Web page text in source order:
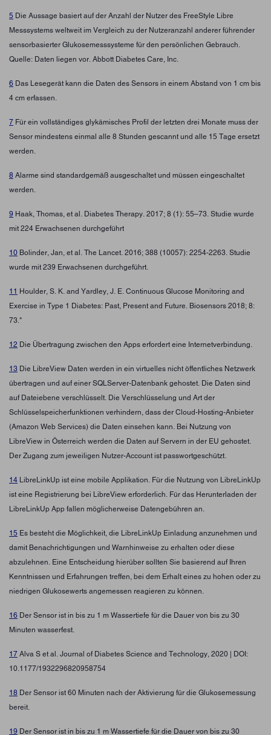
5 Die Aussage basiert auf der Anzahl der Nutzer des FreeStyle Libre
Messsystems weltweit im Vergleich zu der Nutzeranzahl anderer führender
sensorbasierter Glukosemesssysteme für den persönlichen Gebrauch.
Quelle: Daten liegen vor. Abbott Diabetes Care, Inc.
6 Das Lesegerät kann die Daten des Sensors in einem Abstand von 1 cm bis
4 cm erfassen.
7 Für ein vollständiges glykämisches Profil der letzten drei Monate muss der
Sensor mindestens einmal alle 8 Stunden gescannt und alle 15 Tage ersetzt
werden.
8 Alarme sind standardgemäß ausgeschaltet und müssen eingeschaltet
werden.
9 Haak, Thomas, et al. Diabetes Therapy. 2017; 8 (1): 55–73. Studie wurde
mit 224 Erwachsenen durchgeführt
10 Bolinder, Jan, et al. The Lancet. 2016; 388 (10057): 2254-2263. Studie
wurde mit 239 Erwachsenen durchgeführt.
11 Houlder, S. K. and Yardley, J. E. Continuous Glucose Monitoring and
Exercise in Type 1 Diabetes: Past, Present and Future. Biosensors 2018; 8:
73."
12 Die Übertragung zwischen den Apps erfordert eine Internetverbindung.
13 Die LibreView Daten werden in ein virtuelles nicht öffentliches Netzwerk
übertragen und auf einer SQLServer-Datenbank gehostet. Die Daten sind
auf Dateiebene verschlüsselt. Die Verschlüsselung und Art der
Schlüsselspeicherfunktionen verhindern, dass der Cloud-Hosting-Anbieter
(Amazon Web Services) die Daten einsehen kann. Bei Nutzung von
LibreView in Österreich werden die Daten auf Servern in der EU gehostet.
Der Zugang zum jeweiligen Nutzer-Account ist passwortgeschützt.
14 LibreLinkUp ist eine mobile Applikation. Für die Nutzung von LibreLinkUp
ist eine Registrierung bei LibreView erforderlich. Für das Herunterladen der
LibreLinkUp App fallen möglicherweise Datengebühren an.
15 Es besteht die Möglichkeit, die LibreLinkUp Einladung anzunehmen und
damit Benachrichtigungen und Warnhinweise zu erhalten oder diese
abzulehnen. Eine Entscheidung hierüber sollten Sie basierend auf Ihren
Kenntnissen und Erfahrungen treffen, bei dem Erhalt eines zu hohen oder zu
niedrigen Glukosewerts angemessen reagieren zu können.
16 Der Sensor ist in bis zu 1 m Wassertiefe für die Dauer von bis zu 30
Minuten wasserfest.
17 Alva S et al. Journal of Diabetes Science and Technology, 2020 | DOI:
10.1177/1932296820958754
18 Der Sensor ist 60 Minuten nach der Aktivierung für die Glukosemessung
bereit.
19 Der Sensor ist in bis zu 1 m Wassertiefe für die Dauer von bis zu 30